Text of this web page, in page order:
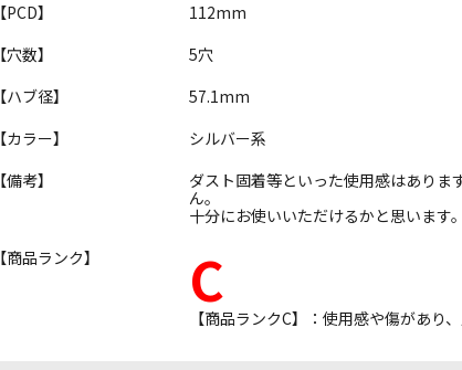
【PCD】
112mm
【穴数】
5穴
【ハブ径】
57.1mm
【カラー】
シルバー系
【備考】
ダスト固着等といった使用感はありま
ん。
十分にお使いいただけるかと思います。
【商品ランク】
C
【商品ランクC】：使用感や傷があり